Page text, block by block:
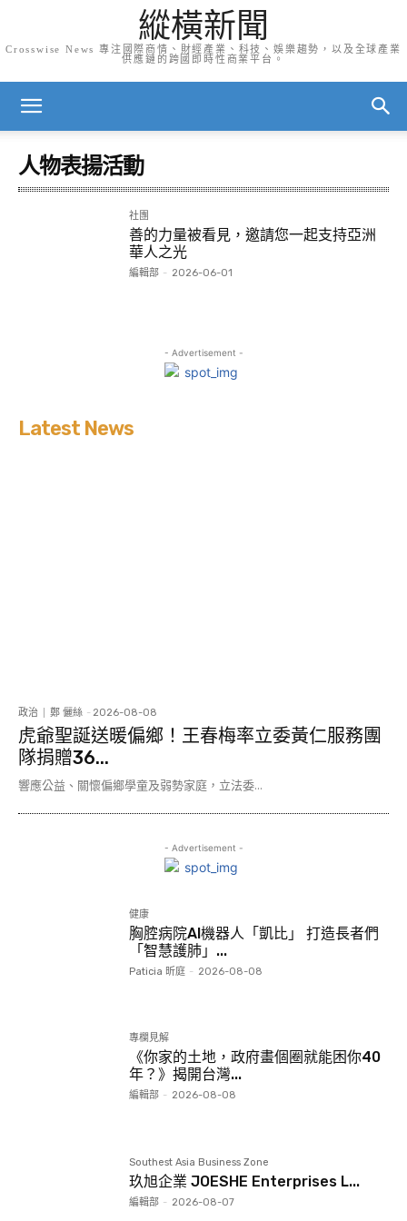
縱橫新聞
Crosswise News 專注國際商情、財經產業、科技、娛樂趨勢，以及全球產業
供應鏈的跨國即時性商業平台。
人物表揚活動
社團
善的力量被看見，邀請您一起支持亞洲
華人之光
編輯部 - 2026-06-01
- Advertisement -
Latest News
政治 鄭 儷絲 - 2026-08-08
虎爺聖誕送暖偏鄉！王春梅率立委黃仁服務團
隊捐贈36...
響應公益、關懷偏鄉學童及弱勢家庭，立法委...
- Advertisement -
健康
胸腔病院AI機器人「凱比」 打造長者們
「智慧護肺」...
Paticia 昕庭 - 2026-08-08
專欄見解
《你家的土地，政府畫個圈就能困你40
年？》揭開台灣...
編輯部 - 2026-08-08
Southest Asia Business Zone
玖旭企業 JOESHE Enterprises L...
編輯部 - 2026-08-07